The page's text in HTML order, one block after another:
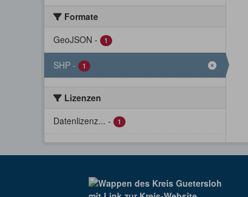
Formate
GeoJSON - 1
SHP - 1
Lizenzen
Datenlizenz... - 1